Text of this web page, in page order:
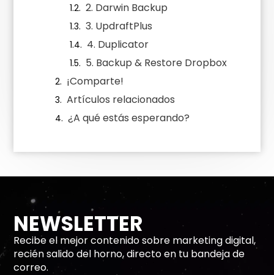
2. Darwin Backup
3. UpdraftPlus
4. Duplicator
5. Backup & Restore Dropbox
¡Comparte!
Artículos relacionados
¿A qué estás esperando?
NEWSLETTER
Recibe el mejor contenido sobre marketing digital,
recién salido del horno, directo en tu bandeja de
correo.